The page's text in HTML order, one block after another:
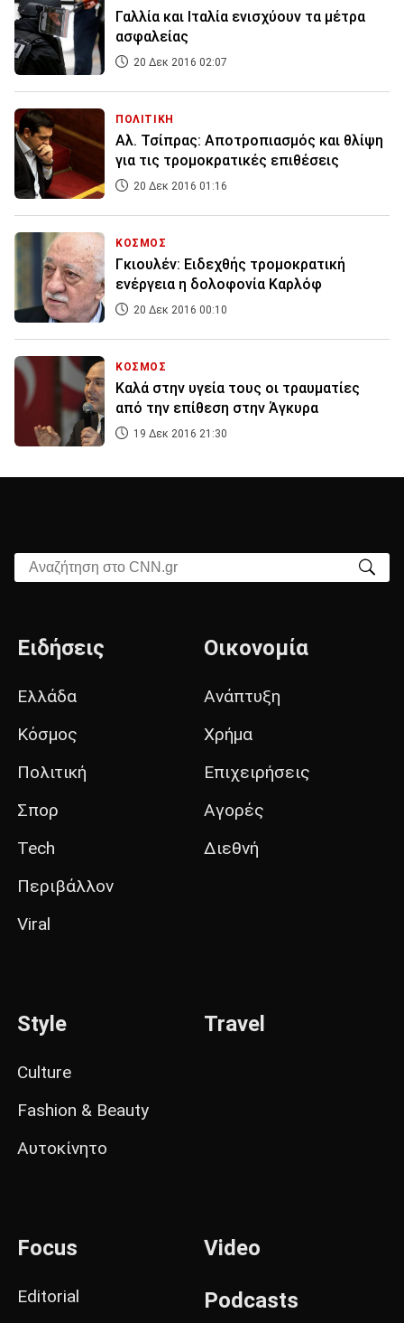
Γαλλία και Ιταλία ενισχύουν τα μέτρα
ασφαλείας
20 Δεκ 2016 02:07
ΠΟΛΙΤΙΚΗ
Αλ. Τσίπρας: Αποτροπιασμός και θλίψη
για τις τρομοκρατικές επιθέσεις
20 Δεκ 2016 01:16
ΚΟΣΜΟΣ
Γκιουλέν: Ειδεχθής τρομοκρατική
ενέργεια η δολοφονία Καρλόφ
20 Δεκ 2016 00:10
ΚΟΣΜΟΣ
Καλά στην υγεία τους οι τραυματίες
από την επίθεση στην Άγκυρα
19 Δεκ 2016 21:30
Αναζήτηση στο CNN.gr
Ειδήσεις
Ελλάδα
Κόσμος
Πολιτική
Σπορ
Tech
Περιβάλλον
Viral
Οικονομία
Ανάπτυξη
Χρήμα
Επιχειρήσεις
Αγορές
Διεθνή
Style
Culture
Fashion & Beauty
Αυτοκίνητο
Travel
Focus
Editorial
Video
Podcasts